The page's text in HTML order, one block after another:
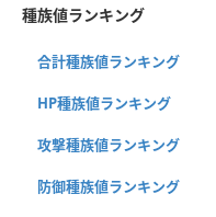
種族値ランキング
合計種族値ランキング
HP種族値ランキング
攻撃種族値ランキング
防御種族値ランキング